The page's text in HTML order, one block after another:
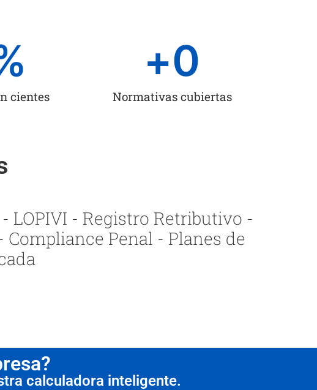
cientes Normativas cubiertas
+0
LOPIVI - Registro Retributivo -
Penal - Planes de
calculadora inteligente.